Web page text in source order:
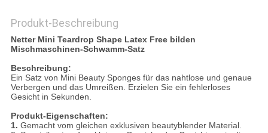
Produkt-Beschreibung
Netter Mini Teardrop Shape Latex Free bilden
Mischmaschinen-Schwamm-Satz
Beschreibung:
Ein Satz von Mini Beauty Sponges für das nahtlose und genaue
Verbergen und das Umreißen. Erzielen Sie ein fehlerloses
Gesicht in Sekunden.
Produkt-Eigenschaften:
1. Gemacht vom gleichen exklusiven beautyblender Material.